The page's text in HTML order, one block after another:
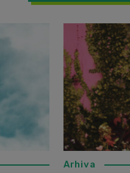
Arhiva